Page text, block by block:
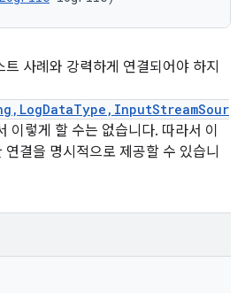
사례와 강력하게 연결되어야 하지
이렇게 할 수는 없습니다. 따라서 이
결을 명시적으로 제공할 수 있습니